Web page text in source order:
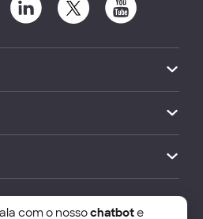
School of Economics and
com o nossochatbote